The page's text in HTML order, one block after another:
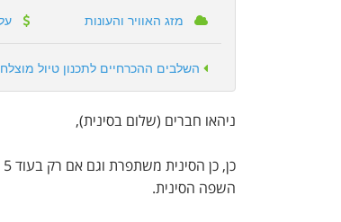
מזג האוויר והעונות
השלבים ההכרחיים לתכנון טיול
ניהאו חברים (שלום בסינית),
השפה הסינית.